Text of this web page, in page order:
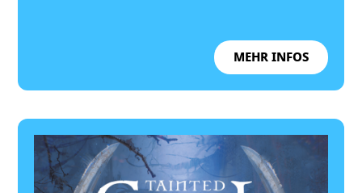
MEHR INFOS